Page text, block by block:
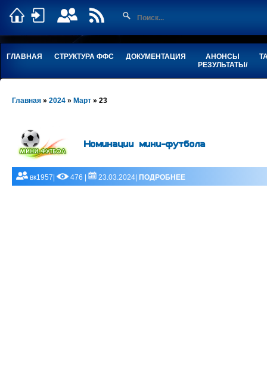
ГЛАВНАЯ СТРУКТУРА ФФС ДОКУМЕНТАЦИЯ
АНОНСЫ
РЕЗУЛЬТАТЫ/
Главная » 2024 » Март » 23
Номинации мини-футбола
вк1957| 476 | 23.03.2024| ПОДРОБНЕЕ